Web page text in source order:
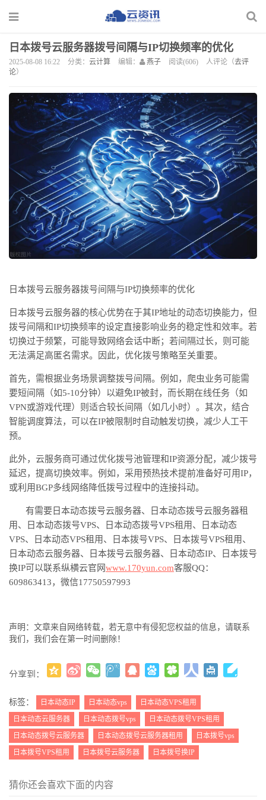
日本拨号云服务器拨号间隔与IP切换频率的优化
2025-08-08 16:22 分类： 云计算 编辑： 燕子 阅读(606) 人评论（去评
论）
日本拨号云服务器拨号间隔与IP切换频率的优化
日本拨号云服务器的核心优势在于其IP地址的动态切换能力，但
拨号间隔和IP切换频率的设定直接影响业务的稳定性和效率。若
切换过于频繁，可能导致网络会话中断；若间隔过长，则可能
无法满足高匿名需求。因此，优化拨号策略至关重要。
首先，需根据业务场景调整拨号间隔。例如，爬虫业务可能需
要短间隔（如5-10分钟）以避免IP被封，而长期在线任务（如
VPN或游戏代理）则适合较长间隔（如几小时）。其次，结合
智能调度算法，可以在IP被限制时自动触发切换，减少人工干
预。
此外，云服务商可通过优化拨号池管理和IP资源分配，减少拨号
延迟，提高切换效率。例如，采用预热技术提前准备好可用IP，
或利用BGP多线网络降低拨号过程中的连接抖动。
有需要日本动态拨号云服务器、日本动态拨号云服务器租
用、日本动态拨号VPS、日本动态拨号VPS租用、日本动态
VPS、日本动态VPS租用、日本拨号VPS、日本拨号VPS租用、
日本动态云服务器、日本拨号云服务器、日本动态IP、日本拨号
换IP可以联系纵横云官网www.170yun.com客服QQ：
609863413，微信17750597993
声明：文章来自网络转载，若无意中有侵犯您权益的信息，请联系
我们，我们会在第一时间删除！
分享到：
( )
标签： 日本动态IP 日本动态vps
日本动态VPS租用
日本动态云服务器
日本动态拨号vps
日本动态拨号VPS租用
日本动态拨号云服务器
日本动态拨号云服务器租用
日本拨号vps
日本拨号VPS租用
日本拨号云服务器 日本拨号换IP
猜你还会喜欢下面的内容